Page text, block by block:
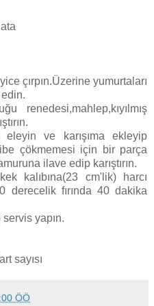
çırpın.Üzerine yumurtaları
renedesi,mahlep,kıyılmış
ve karışıma ekleyip
çökmemesi için bir parça
ilave edip karıştırın.
kalıbına(23 cm'lik) harcı
derecelik fırında 40 dakika
yapın.
sayısı
ÖÖ